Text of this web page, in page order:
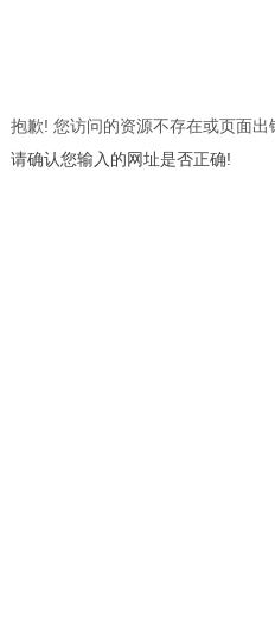
抱歉! 您访问的资源不存在或页面出
请确认您输入的网址是否正确!